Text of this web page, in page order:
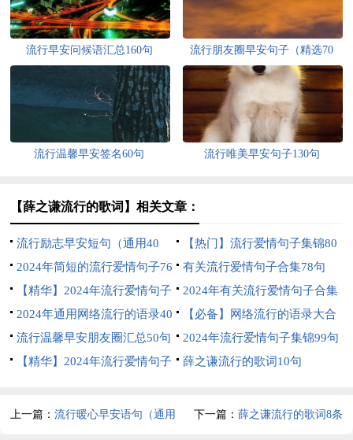
流行早安问候语汇总160句
流行朋友圈早安句子（精选70
句）
流行温馨早安签名60句 流行唯美早安句子130句
【薛之谦流行的歌词】相关文章：
流行励志早安短句（通用40
句）
【热门】流行爱情句子集锦80
条
2024年简短的流行爱情句子76
条
有关流行爱情句子合集78句
【精华】2024年流行爱情句子
集锦96句
2024年有关流行爱情句子合集
90条
2024年通用网络流行的语录40
句
【必备】网络流行的语录大合
集73条
流行温馨早安朋友圈汇总50句
2024年流行爱情句子集锦99句
【精华】2024年流行爱情句子
薛之谦流行的歌词10句
上一篇：流行暖心早安语句（通用 下一篇： 薛之谦流行的歌词8条